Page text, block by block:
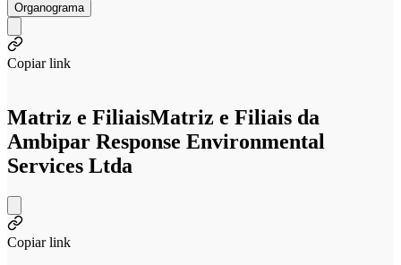
Organograma
Copiar link
Matriz e FiliaisMatriz e Filiais da
Ambipar Response Environmental
Services Ltda
Copiar link